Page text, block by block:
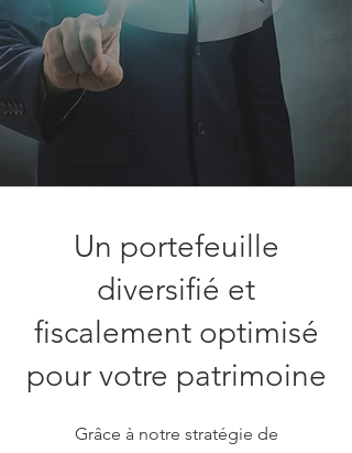
Un portefeuille
diversifié et
fiscalement optimisé
pour votre patrimoine
Grâce à notre stratégie de